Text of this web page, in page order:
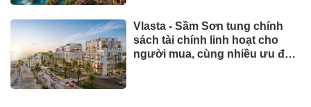
Vlasta - Sầm Sơn tung chính
sách tài chính linh hoạt cho
người mua, cùng nhiều ưu đãi